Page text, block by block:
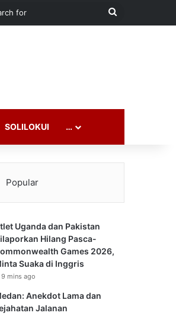
Search
SOLILOKUI …
Popular
Uganda dan Pakistan
Hilang Pasca-
Games 2026,
Suaka di Inggris
9 mins ago
Anekdot Lama dan
Jalanan